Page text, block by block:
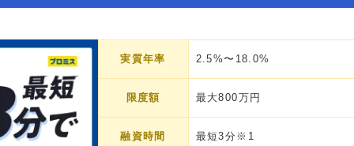
実質年率 2.5%〜18.0%
限度額 最大800万円
融資時間 最短3分※1